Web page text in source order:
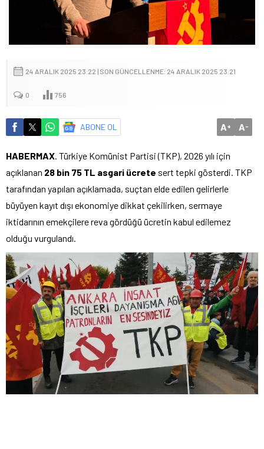
24 ARALIK 2025 23:22 | SON GÜNCELLENME: 24 ARALIK 2025 23:21
0 756
ABONE OL A+ A-
HABERMAX. Türkiye Komünist Partisi (TKP), 2026 yılı için
açıklanan 28 bin 75 TL asgari ücrete sert tepki gösterdi. TKP
tarafından yapılan açıklamada, suçtan elde edilen gelirlerle
büyüyen kayıt dışı ekonomiye dikkat çekilirken, sermaye
iktidarının emekçilere reva gördüğü ücretin kabul edilemez
olduğu vurgulandı.